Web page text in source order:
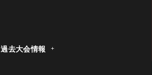
過去大会情報